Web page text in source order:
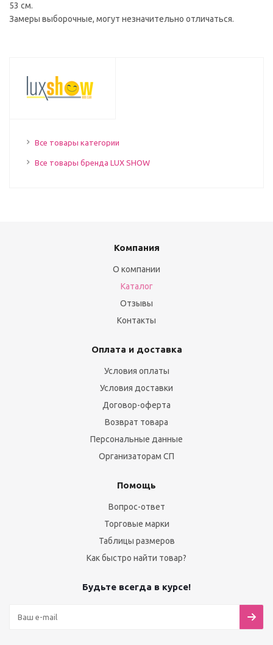
53 см.
Замеры выборочные, могут незначительно отличаться.
Все товары категории
Все товары бренда LUX SHOW
Компания
О компании
Каталог
Отзывы
Контакты
Оплата и доставка
Условия оплаты
Условия доставки
Договор-оферта
Возврат товара
Персональные данные
Организаторам СП
Помощь
Вопрос-ответ
Торговые марки
Таблицы размеров
Как быстро найти товар?
Будьте всегда в курсе!